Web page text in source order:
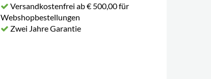
Versandkostenfrei ab € 500,00 für
Webshopbestellungen
Zwei Jahre Garantie